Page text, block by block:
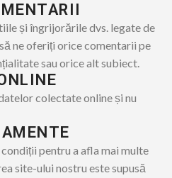
și îngrijorările dvs. legate de
ne oferiți orice comentarii pe
sau orice alt subiect.
colectate online și nu
pentru a afla mai multe
site-ului nostru este supusă